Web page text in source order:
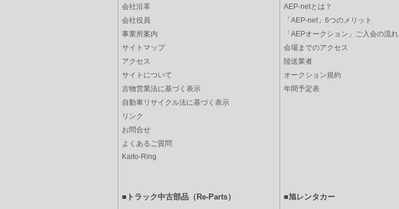
会社沿革
会社役員
事業所案内
サイトマップ
アクセス
サイトについて
古物営業法に基づく表示
自動車リサイクル法に基づく表示
リンク
お問合せ
よくあるご質問
Kaito-Ring
AEP-netとは？
「AEP-net」6つのメリット
「AEPオークション」ご入会の流れ
会場までのアクセス
陸送業者
オークション規約
年間予定表
■トラック中古部品（Re-Parts） ■旭レンタカー